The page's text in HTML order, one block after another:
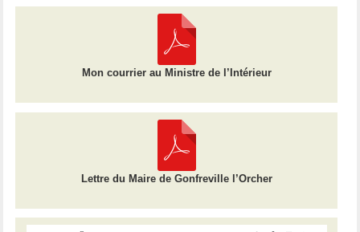
Mon courrier au Ministre de l’Intérieur
Lettre du Maire de Gonfreville l’Orcher